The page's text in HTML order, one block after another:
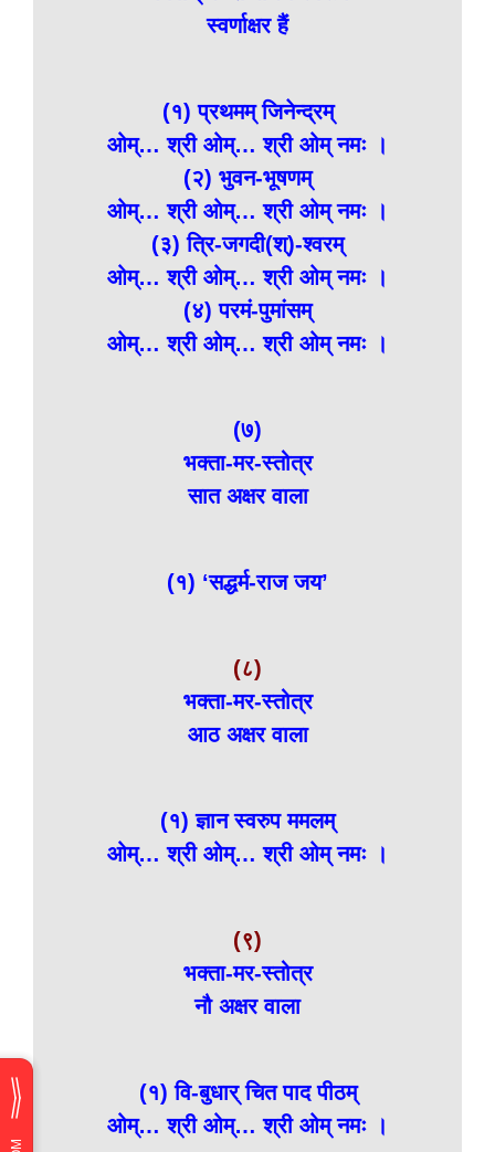
स्वर्णाक्षर हैं
(१) प्रथमम् जिनेन्द्रम्
ओम्… श्री ओम्… श्री ओम् नमः ।
(२) भुवन-भूषणम्
ओम्… श्री ओम्… श्री ओम् नमः ।
(३) त्रि-जगदी(श्)-श्वरम्
ओम्… श्री ओम्… श्री ओम् नमः ।
(४) परमं-पुमांसम्
ओम्… श्री ओम्… श्री ओम् नमः ।
(७)
भक्ता-मर-स्तोत्र
सात अक्षर वाला
(१) ‘सद्धर्म-राज जय’
(८)
भक्ता-मर-स्तोत्र
आठ अक्षर वाला
(१) ज्ञान स्वरुप ममलम्
ओम्… श्री ओम्… श्री ओम् नमः ।
(९)
भक्ता-मर-स्तोत्र
नौ अक्षर वाला
(१) वि-बुधार् चित पाद पीठम्
ओम्… श्री ओम्… श्री ओम् नमः ।